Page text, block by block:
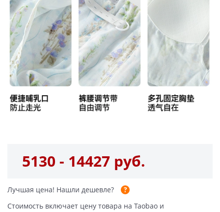
5130 - 14427 руб.
Лучшая цена! Нашли дешевле?
Стоимость включает цену товара на Taobao и